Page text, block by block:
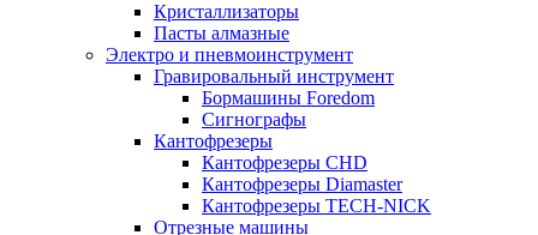
Кристаллизаторы
Пасты алмазные
Электро и пневмоинструмент
Гравировальный инструмент
Бормашины Foredom
Сигнографы
Кантофрезеры
Кантофрезеры CHD
Кантофрезеры Diamaster
Кантофрезеры TECH-NICK
Отрезные машины